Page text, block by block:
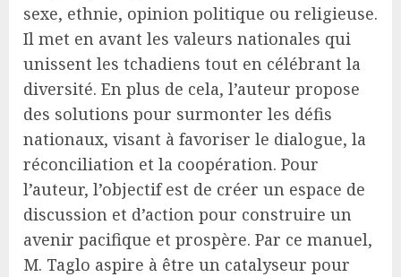
sexe, ethnie, opinion politique ou religieuse.
Il met en avant les valeurs nationales qui
unissent les tchadiens tout en célébrant la
diversité. En plus de cela, l’auteur propose
des solutions pour surmonter les défis
nationaux, visant à favoriser le dialogue, la
réconciliation et la coopération. Pour
l’auteur, l’objectif est de créer un espace de
discussion et d’action pour construire un
avenir pacifique et prospère. Par ce manuel,
M. Taglo aspire à être un catalyseur pour